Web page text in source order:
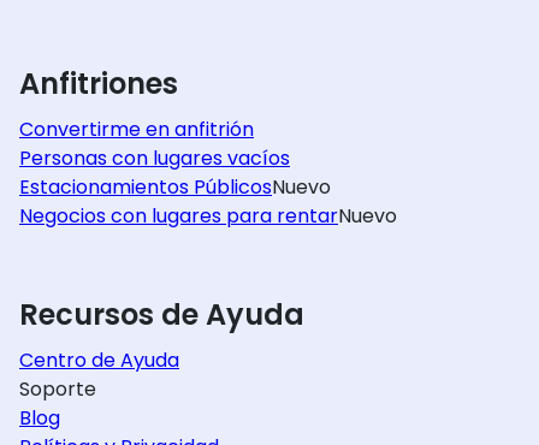
Anfitriones
Convertirme en anfitrión
Personas con lugares vacíos
Estacionamientos PúblicosNuevo
Negocios con lugares para rentarNuevo
Recursos de Ayuda
Centro de Ayuda
Soporte
Blog